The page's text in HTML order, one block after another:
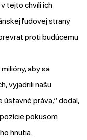
tejto chvíli ich
ľudovej strany
proti budúcemu
aby sa
vyjadrili našu
ústavné práva,“dodal,
pokusom
hnutia.